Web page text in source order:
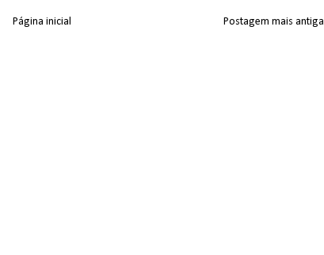
Postagem mais antiga
Página inicial